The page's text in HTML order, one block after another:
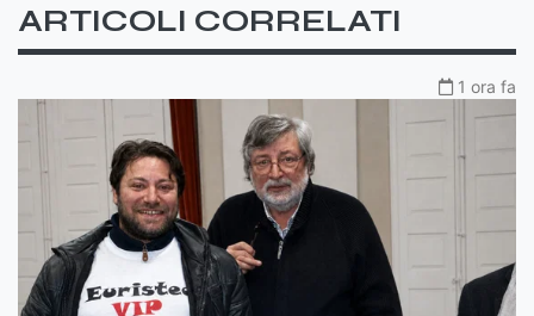
ARTICOLI CORRELATI
1 ora fa